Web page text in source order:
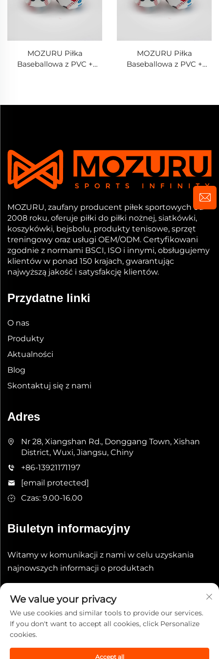
MOZURU Piłka
Baseballowa z PVC +
MOZURU Piłka
Baseballowa z PVC +
MOZURU, zaufany producent piłek sportowych od
2008 roku, oferuje piłki do piłki nożnej, siatkówki,
koszykówki, bejsbolu, produkty tenisowe, sprzęt
treningowy oraz usługi OEM/ODM. Certyfikowani
zgodnie z normami BSCI, ISO i innymi, obsługujemy
klientów w ponad 150 krajach, gwarantując
najwyższą jakość i satysfakcję klientów.
Przydatne linki
O nas
Produkty
Aktualności
Blog
Skontaktuj się z nami
Adres
Nr 28, Xiangshan Rd., Donggang Town, Xishan
District, Wuxi, Jiangsu, Chiny
+86-13921171197
[email protected]
Czas: 9.00-16.00
Biuletyn informacyjny
Witamy w komunikacji z nami w celu uzyskania
najnowszych informacji o produktach
We value your privacy
We use cookies and similar tools to provide our services.
If you don't want to accept all cookies, click Personalize
cookies.
Accept all